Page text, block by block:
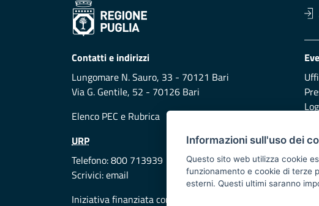
Contatti e indirizzi
Lungomare N. Sauro, 33 - 70121 Bari
Via G. Gentile, 52 - 70126 Bari
Elenco PEC e Rubrica
URP
Telefono: 800 713939
Scrivici:email
Iniziativa finanziata con risorse del POR Puglia 2014/2020 -
Informazioni sull'uso dei
Questo sito web utilizza cookie
funzionamento e cookie di terze
esterni. Questi ultimi saranno